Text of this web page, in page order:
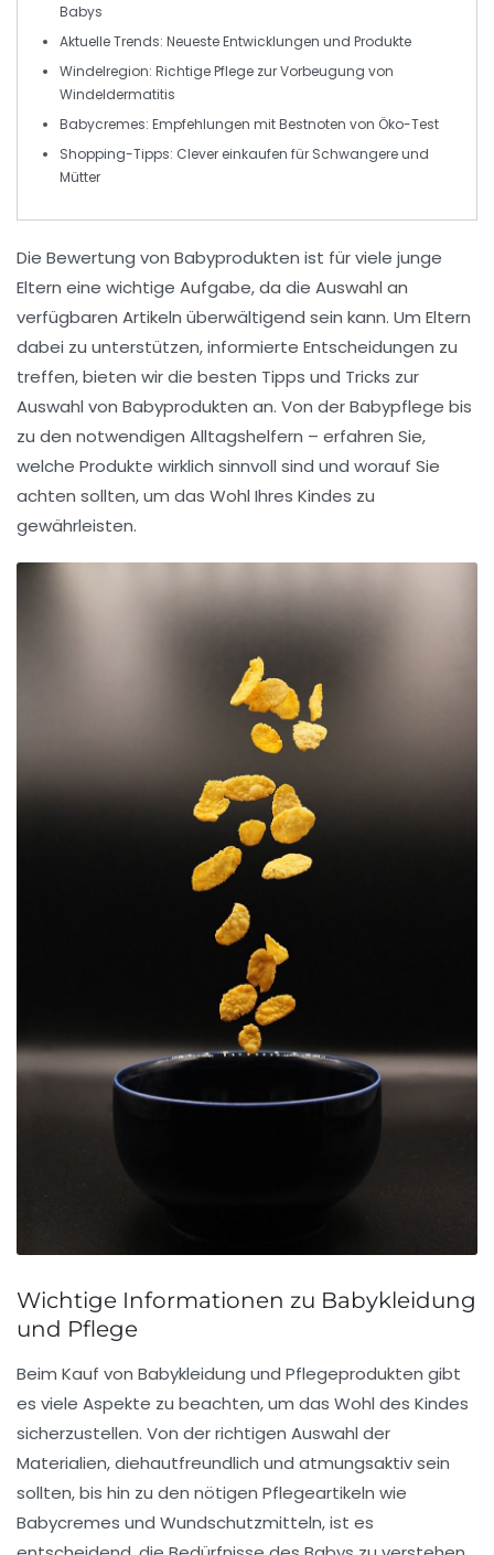
Babys
Aktuelle Trends: Neueste Entwicklungen und Produkte
Windelregion: Richtige Pflege zur Vorbeugung von
Windeldermatitis
Babycremes: Empfehlungen mit Bestnoten von Öko-Test
Shopping-Tipps: Clever einkaufen für Schwangere und
Mütter
Die Bewertung von Babyprodukten ist für viele junge
Eltern eine wichtige Aufgabe, da die Auswahl an
verfügbaren Artikeln überwältigend sein kann. Um Eltern
dabei zu unterstützen, informierte Entscheidungen zu
treffen, bieten wir die besten Tipps und Tricks zur
Auswahl von Babyprodukten an. Von derBabypflege bis
zu den notwendigen Alltagshelfern – erfahren Sie,
welche Produkte wirklich sinnvoll sind und worauf Sie
achten sollten, um das Wohl Ihres Kindes zu
gewährleisten.
Wichtige Informationen zu Babykleidung
und Pflege
Beim Kauf von Babykleidung und Pflegeprodukten gibt
es viele Aspekte zu beachten, um das Wohl des Kindes
sicherzustellen. Von der richtigen Auswahl der
Materialien, diehautfreundlich und atmungsaktiv sein
sollten, bis hin zu den nötigen Pflegeartikeln wie
Babycremes und Wundschutzmitteln, ist es